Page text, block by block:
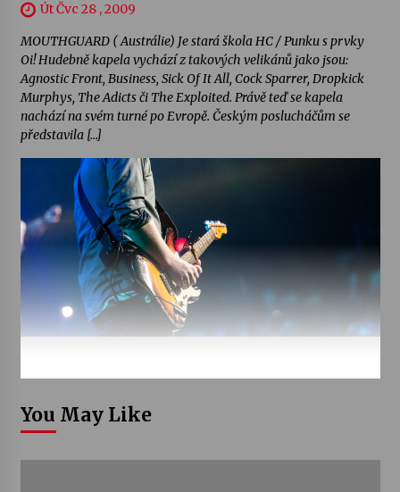
Út Čvc 28 , 2009
MOUTHGUARD ( Austrálie) Je stará škola HC / Punku s prvky
Oi! Hudebně kapela vychází z takových velikánů jako jsou:
Agnostic Front, Business, Sick Of It All, Cock Sparrer, Dropkick
Murphys, The Adicts či The Exploited. Právě teď se kapela
nachází na svém turné po Evropě. Českým poslucháčům se
představila […]
You May Like